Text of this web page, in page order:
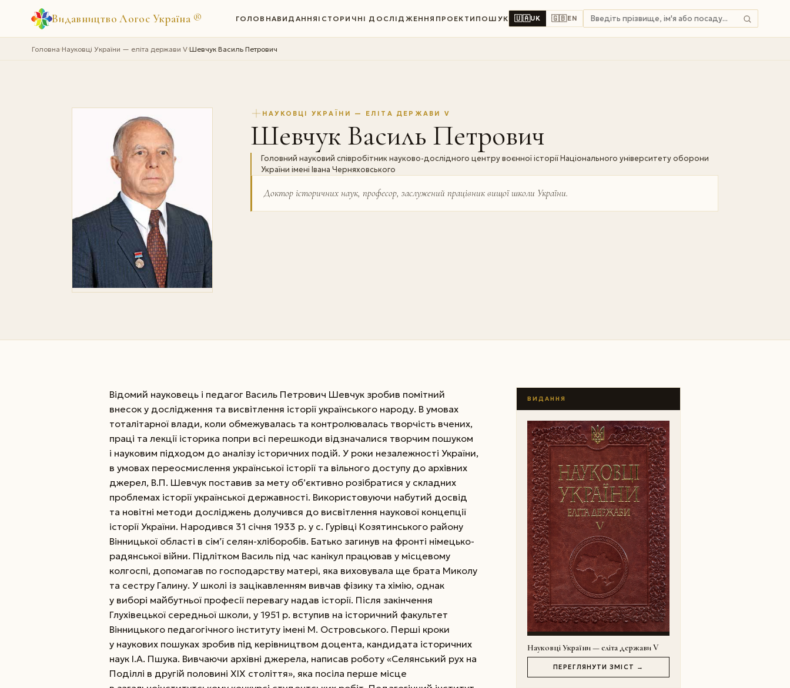
Видавництво Логос Україна ® ГОЛОВНАВИДАННЯ ІСТОРИЧНІ ДОСЛІДЖЕННЯ ПРОЕКТИ ПОШУК 🇺🇦UK 🇬🇧EN
Головна›Науковці України — еліта держави V›Шевчук Василь Петрович
НАУКОВЦІ УКРАЇНИ — ЕЛІТА ДЕРЖАВИ V
Шевчук Василь Петрович
Головний науковий співробітник науково-дослідного центру воєнної історії Національного університету оборони
України імені Івана Черняховського
Доктор історичних наук, професор, заслужений працівник вищої школи України.
Відомий науковець і педагог Василь Петрович Шевчук зробив помітний
внесок у дослідження та висвітлення історії українського народу. В умовах
тоталітарної влади, коли обмежувалась та контролювалась творчість вчених,
праці та лекції історика попри всі перешкоди відзначалися творчим пошуком
і науковим підходом до аналізу історичних подій. У роки незалежності України,
в умовах переосмислення української історії та вільного доступу до архівних
джерел, В.П. Шевчук поставив за мету об’єктивно розібратися у складних
проблемах історії української державності. Використовуючи набутий досвід
та новітні методи досліджень долучився до висвітлення наукової концепції
історії України. Народився 31 січня 1933 р. у с. Гурівці Козятинського району
Вінницької області в сім’ї селян-хліборобів. Батько загинув на фронті німецько-
радянської війни. Підлітком Василь під час канікул працював у місцевому
колгоспі, допомагав по господарству матері, яка виховувала ще брата Миколу
та сестру Галину. У школі із зацікавленням вивчав фізику та хімію, однак
у виборі майбутньої професії перевагу надав історії. Після закінчення
Глухівецької середньої школи, у 1951 р. вступив на історичний факультет
Вінницького педагогічного інституту імені М. Островського. Перші кроки
у наукових пошуках зробив під керівництвом доцента, кандидата історичних
наук І.А. Пшука. Вивчаючи архівні джерела, написав роботу «Селянський рух на
Поділлі в другій половині XIX століття», яка посіла перше місце
ВИДАННЯ
Науковці України — еліта держави V
ПЕРЕГЛЯНУТИ ЗМІСТ →